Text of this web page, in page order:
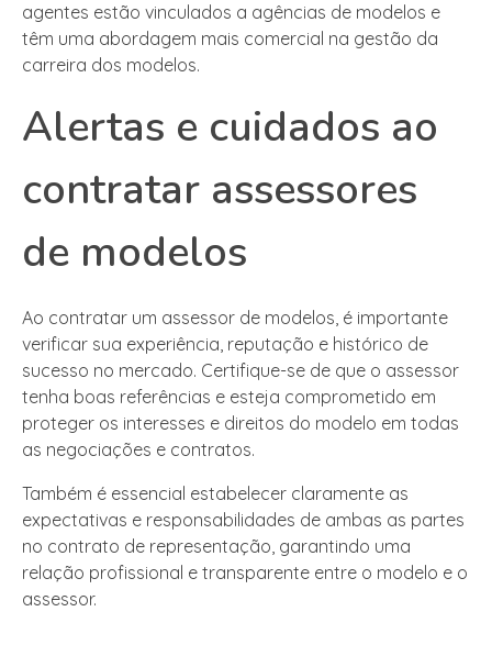
agentes estão vinculados a agências de modelos e
têm uma abordagem mais comercial na gestão da
carreira dos modelos.
Alertas e cuidados ao
contratar assessores
de modelos
Ao contratar um assessor de modelos, é importante
verificar sua experiência, reputação e histórico de
sucesso no mercado. Certifique-se de que o assessor
tenha boas referências e esteja comprometido em
proteger os interesses e direitos do modelo em todas
as negociações e contratos.
Também é essencial estabelecer claramente as
expectativas e responsabilidades de ambas as partes
no contrato de representação, garantindo uma
relação profissional e transparente entre o modelo e o
assessor.